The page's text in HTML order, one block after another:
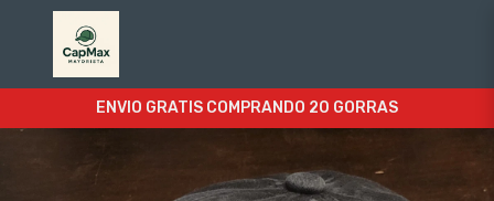
ENVIO GRATIS COMPRANDO 20 GORRAS